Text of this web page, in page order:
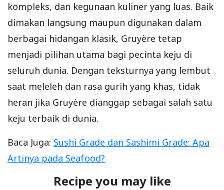
kompleks, dan kegunaan kuliner yang luas. Baik
dimakan langsung maupun digunakan dalam
berbagai hidangan klasik, Gruyère tetap
menjadi pilihan utama bagi pecinta keju di
seluruh dunia. Dengan teksturnya yang lembut
saat meleleh dan rasa gurih yang khas, tidak
heran jika Gruyère dianggap sebagai salah satu
keju terbaik di dunia.
Baca Juga: Sushi Grade dan Sashimi Grade: Apa
Artinya pada Seafood?
Recipe you may like